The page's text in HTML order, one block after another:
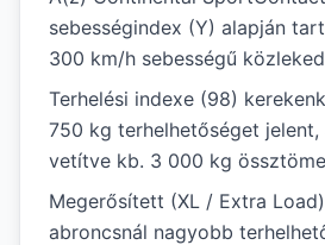
sebességindex (Y) alapján
300 km/h sebességű
Terhelési indexe (98)
750 kg terhelhetőséget
vetítve kb. 3 000 kg
Megerősített (XL / Extra
abroncsnál nagyobb